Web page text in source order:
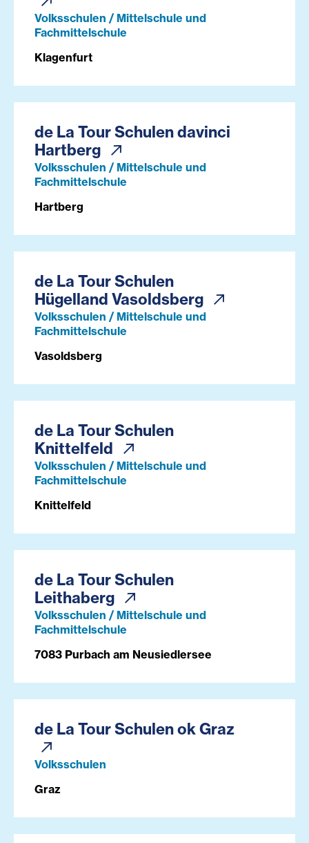
Volksschulen / Mittelschule und
Fachmittelschule
Klagenfurt
de La Tour Schulen davinci
Hartberg
Volksschulen / Mittelschule und
Fachmittelschule
Hartberg
de La Tour Schulen
Hügelland Vasoldsberg
Volksschulen / Mittelschule und
Fachmittelschule
Vasoldsberg
de La Tour Schulen
Knittelfeld
Volksschulen / Mittelschule und
Fachmittelschule
Knittelfeld
de La Tour Schulen
Leithaberg
Volksschulen / Mittelschule und
Fachmittelschule
7083 Purbach am Neusiedlersee
de La Tour Schulen ok Graz
Volksschulen
Graz